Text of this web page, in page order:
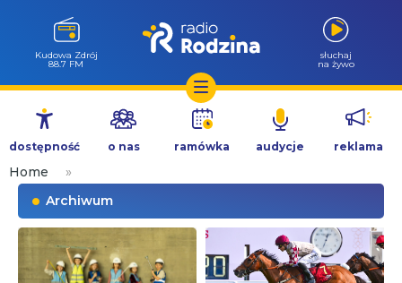
Przejdź
treści
Kudowa Zdrój
88.7 FM
słuchaj
na żywo
dostępność o nas ramówka audycje reklama
Home
»
Archiwum